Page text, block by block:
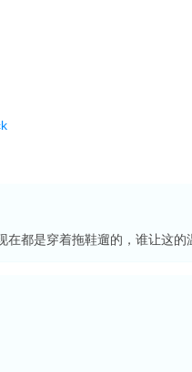
在都是穿着拖鞋遛的，谁让这